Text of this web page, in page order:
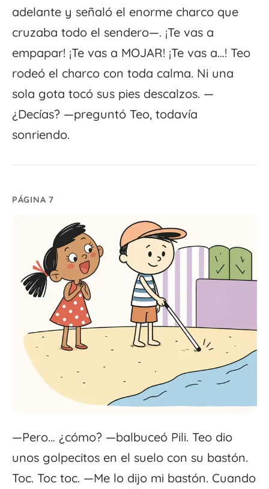
adelante y señaló el enorme charco que
cruzaba todo el sendero—. ¡Te vas a
empapar! ¡Te vas a MOJAR! ¡Te vas a…! Teo
rodeó el charco con toda calma. Ni una
sola gota tocó sus pies descalzos. —
¿Decías? —preguntó Teo, todavía
sonriendo.
PÁGINA 7
—Pero… ¿cómo? —balbuceó Pili. Teo dio
unos golpecitos en el suelo con su bastón.
Toc. Toc toc. —Me lo dijo mi bastón. Cuando